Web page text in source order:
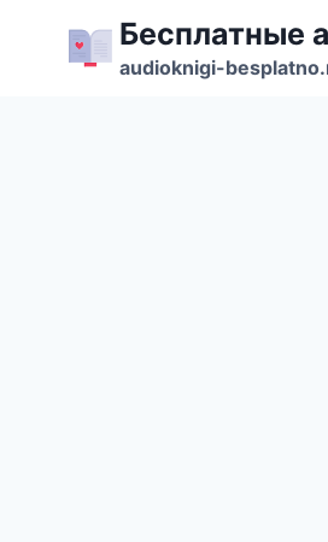
содержимому
Бесплатные
audioknigi-